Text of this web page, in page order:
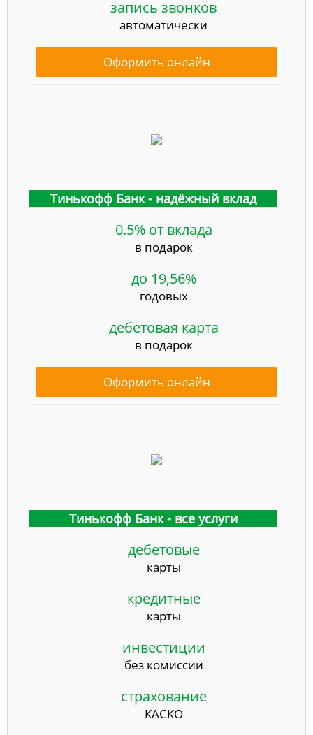
запись звонков
автоматически
Оформить онлайн
Тинькофф Банк - надёжный вклад
0.5% от вклада
в подарок
до 19,56%
годовых
дебетовая карта
в подарок
Оформить онлайн
Тинькофф Банк - все услуги
дебетовые
карты
кредитные
карты
инвестиции
без комиссии
страхование
КАСКО